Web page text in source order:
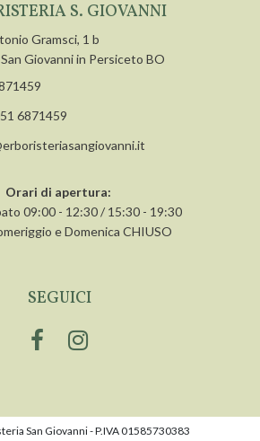
S. GIOVANNI
Gramsci, 1 b
Giovanni in Persiceto BO
6871459
Orari di apertura:
09:00 - 12:30 / 15:30 - 19:30
e Domenica CHIUSO
SEGUICI
San Giovanni - P.IVA 01585730383